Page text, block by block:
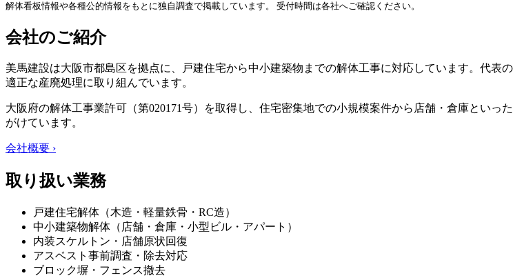
解体看板情報や各種公的情報をもとに独自調査で掲載しています。 受付時間は各社へご確認ください。
会社のご紹介
美馬建設は大阪市都島区を拠点に、戸建住宅から中小建築物までの解体工事に対応しています。代
適正な産廃処理に取り組んでいます。
大阪府の解体工事業許可（第020171号）を取得し、住宅密集地での小規模案件から店舗・倉庫とい
がけています。
会社概要 ›
取り扱い業務
戸建住宅解体（木造・軽量鉄骨・RC造）
中小建築物解体（店舗・倉庫・小型ビル・アパート）
内装スケルトン・店舗原状回復
アスベスト事前調査・除去対応
ブロック塀・フェンス撤去